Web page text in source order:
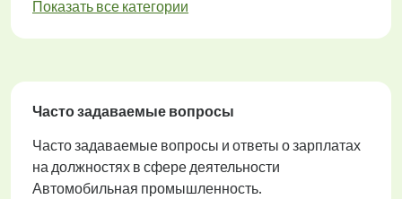
Показать все категории
Часто задаваемые вопросы
Часто задаваемые вопросы и ответы о зарплатах
на должностях в сфере деятельности
Автомобильная промышленность.